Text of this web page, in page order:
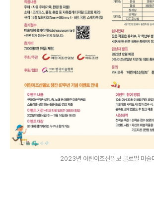
2023년 어린이조선일보 글로벌 미술